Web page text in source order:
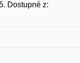
Dostupné z: